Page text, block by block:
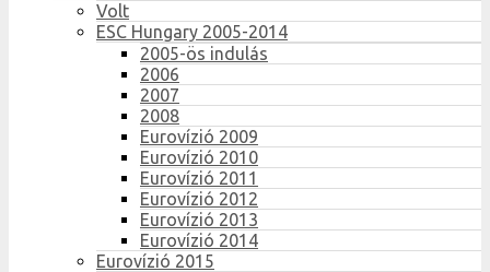
Volt
ESC Hungary 2005-2014
2005-ös indulás
2006
2007
2008
Eurovízió 2009
Eurovízió 2010
Eurovízió 2011
Eurovízió 2012
Eurovízió 2013
Eurovízió 2014
Eurovízió 2015